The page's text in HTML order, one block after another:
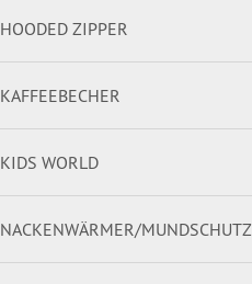
HOODED ZIPPER
KAFFEEBECHER
KIDS WORLD
NACKENWÄRMER/MUNDSCHUTZ